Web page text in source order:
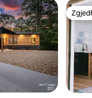
të klientëve